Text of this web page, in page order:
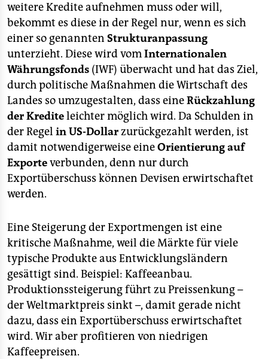
wahrheit
verlag
verlag
veranstaltungen
shop
fragen & hilfe
unterstützen
abo
epaper login
weitere Kredite aufnehmen muss oder will,
bekommt es diese in der Regel nur, wenn es sich
einer so genannten Strukturanpassung
unterzieht. Diese wird vomInternationalen
Währungsfonds (IWF) überwacht und hat das Ziel,
durch politische Maßnahmen die Wirtschaft des
Landes so umzugestalten, dass eineRückzahlung
der Krediteleichter möglich wird. Da Schulden in
der Regel in US-Dollarzurückgezahlt werden, ist
damit notwendigerweise eineOrientierung auf
Exporteverbunden, denn nur durch
Exportüberschuss können Devisen erwirtschaftet
werden.
Eine Steigerung der Exportmengen ist eine
kritische Maßnahme, weil die Märkte für viele
typische Produkte aus Entwicklungsländern
gesättigt sind. Beispiel: Kaffeeanbau.
Produktionssteigerung führt zu Preissenkung –
der Weltmarktpreis sinkt –, damit gerade nicht
dazu, dass ein Exportüberschuss erwirtschaftet
wird. Wir aber profitieren von niedrigen
Kaffeepreisen.